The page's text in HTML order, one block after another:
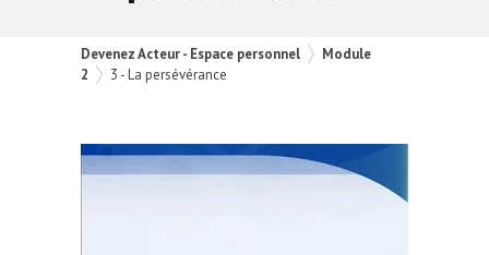
Devenez Acteur - Espace personnel
Module
2
3 - La persévérance